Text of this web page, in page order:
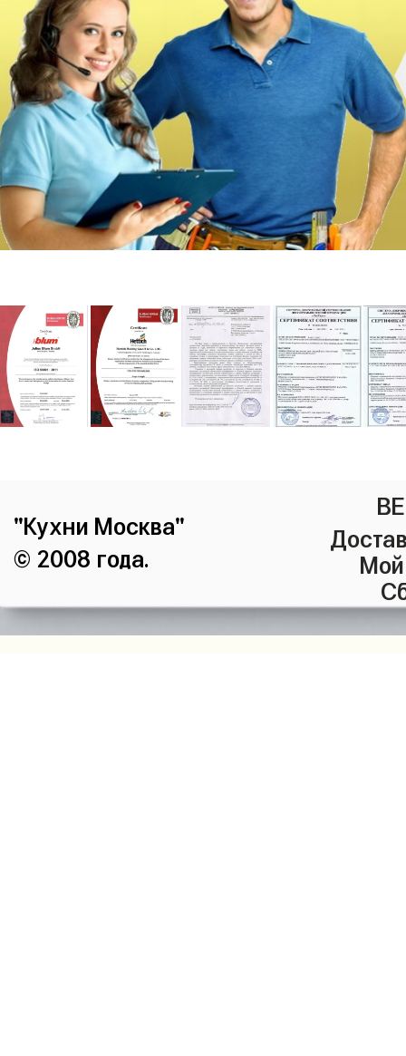
"Кухни Москва"
© 2008 года.